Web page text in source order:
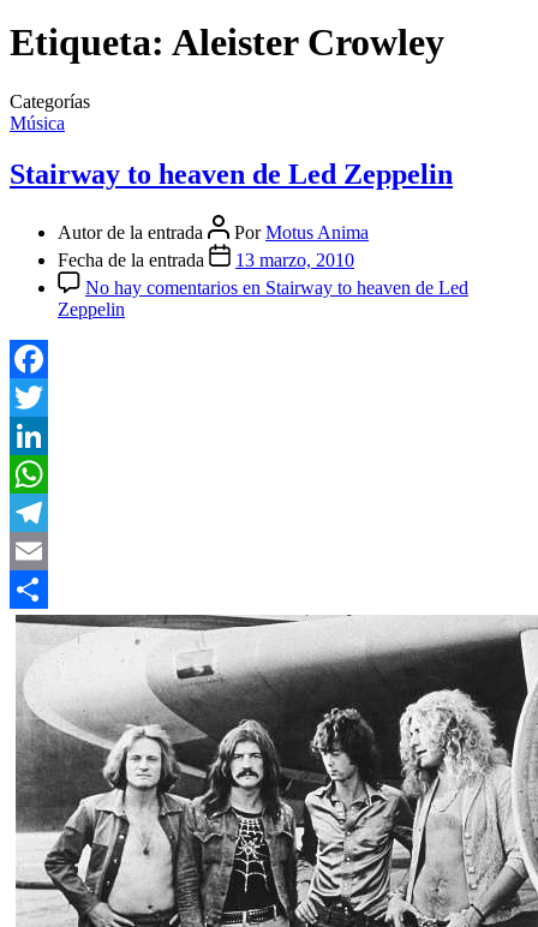
Etiqueta: Aleister Crowley
Categorías
Música
Stairway to heaven de Led Zeppelin
Autor de la entrada PorMotus Anima
Fecha de la entrada
13 marzo, 2010
No hay comentarios en Stairway to heaven de Led
Zeppelin
Facebook
Twitter
LinkedIn
WhatsApp
Telegram
Email
Compartir